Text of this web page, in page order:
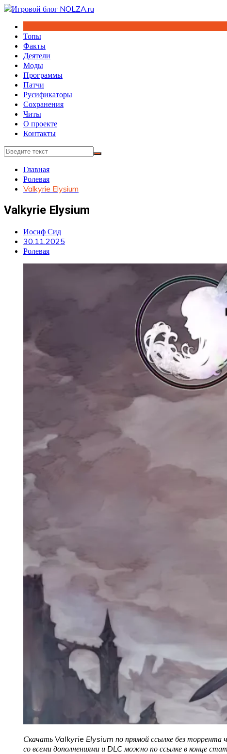
Перейти
содержимому
Топы
Факты
Деятели
Моды
Программы
Патчи
Русификаторы
Сохранения
Читы
О проекте
Контакты
Главная
Ролевая
Valkyrie Elysium
Valkyrie Elysium
Иосиф Сид
30.11.2025
Ролевая
Скачать Valkyrie Elysium по прямой ссылке без торрента
со всеми дополнениями и DLC можно по ссылке в конце